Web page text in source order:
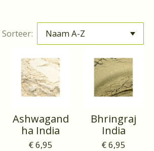
Sorteer:
Ashwagand
ha India
€ 6,95
Bhringraj
India
€ 6,95